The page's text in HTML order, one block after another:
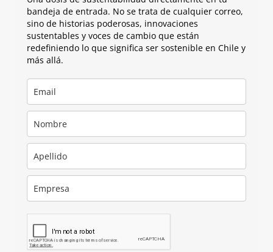
bandeja de entrada. No se trata de cualquier correo,
sino de historias poderosas, innovaciones
sustentables y voces de cambio que están
redefiniendo lo que significa ser sostenible en Chile y
más allá.